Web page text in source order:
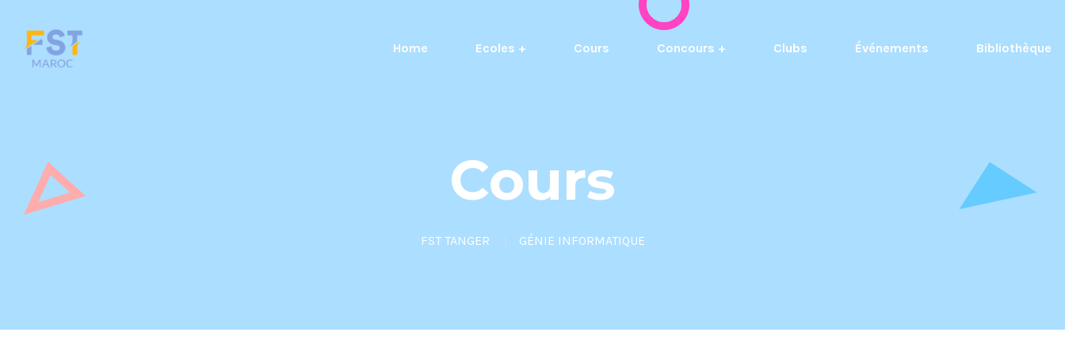
Home Ecoles + Cours Concours + Clubs Événements Bibliothèque
Cours
FST TANGER GÉNIE INFORMATIQUE